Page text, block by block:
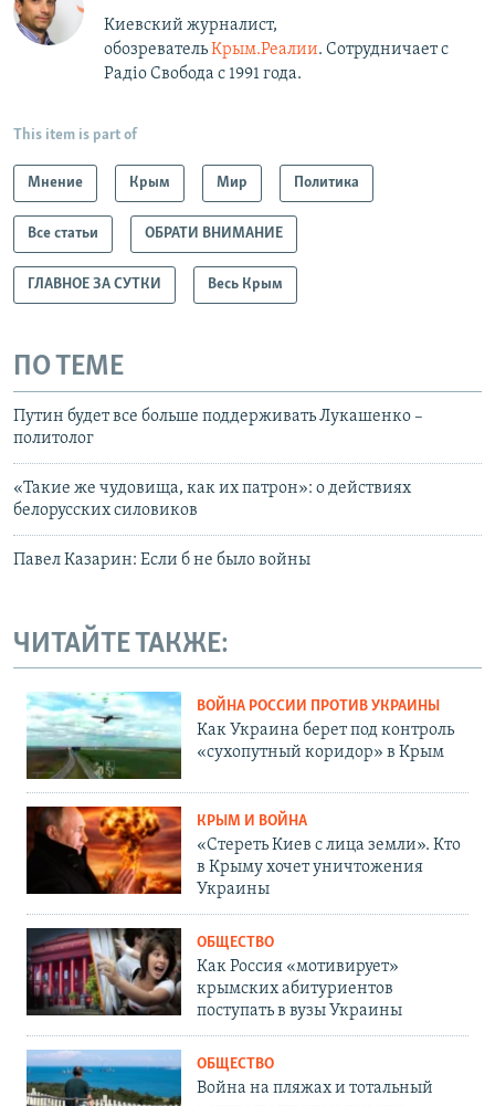
Киевский журналист,
обозревательКрым.Реалии. Сотрудничает с
Радiо Свобода с 1991 года.
This item is part of
Мнение Крым Мир Политика
Все статьи ОБРАТИ ВНИМАНИЕ
ГЛАВНОЕ ЗА СУТКИ Весь Крым
ПО ТЕМЕ
Путин будет все больше поддерживать Лукашенко –
политолог
«Такие же чудовища, как их патрон»: о действиях
белорусских силовиков
Павел Казарин: Если б не было войны
ЧИТАЙТЕ ТАКЖЕ:
ВОЙНА РОССИИ ПРОТИВ УКРАИНЫ
Как Украина берет под контроль
«сухопутный коридор» в Крым
КРЫМ И ВОЙНА
«Стереть Киев с лица земли». Кто
в Крыму хочет уничтожения
Украины
ОБЩЕСТВО
Как Россия «мотивирует»
крымских абитуриентов
поступать в вузы Украины
ОБЩЕСТВО
Война на пляжах и тотальный